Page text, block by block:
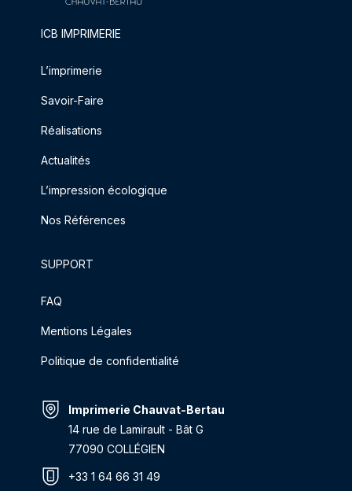
ICB IMPRIMERIE
L’imprimerie
Savoir-Faire
Réalisations
Actualités
L’impression écologique
Nos Références
SUPPORT
FAQ
Mentions Légales
Politique de confidentialité
Imprimerie Chauvat-Bertau
14 rue de Lamirault - Bât G
77090 COLLÉGIEN
+33 1 64 66 31 49